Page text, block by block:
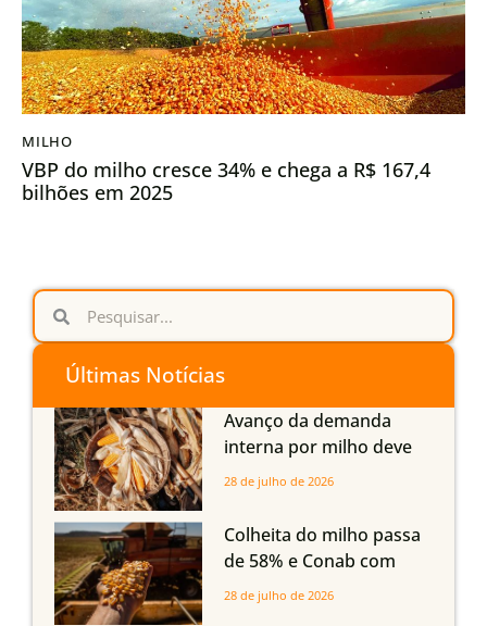
MILHO
VBP do milho cresce 34% e chega a R$ 167,4
bilhões em 2025
Últimas Notícias
Avanço da demanda
interna por milho deve
compensar aumento da
em Mato Grosso, aponta
Imea
28 de julho de 2026
Colheita do milho passa
de 58% e Conab com
boas produtividades em
28 de julho de 2026